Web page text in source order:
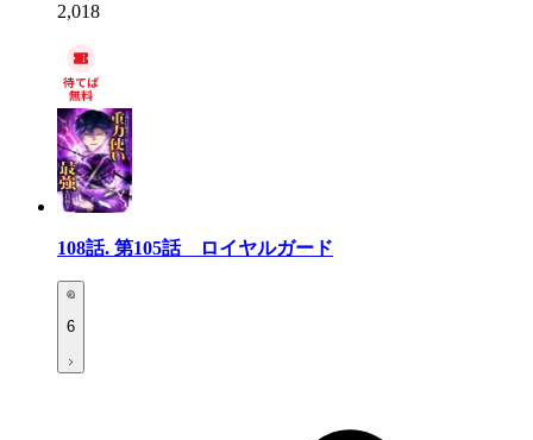
2,018
108話. 第105話 ロイヤルガード
6